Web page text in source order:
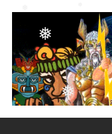
❅
❅
❅
❅